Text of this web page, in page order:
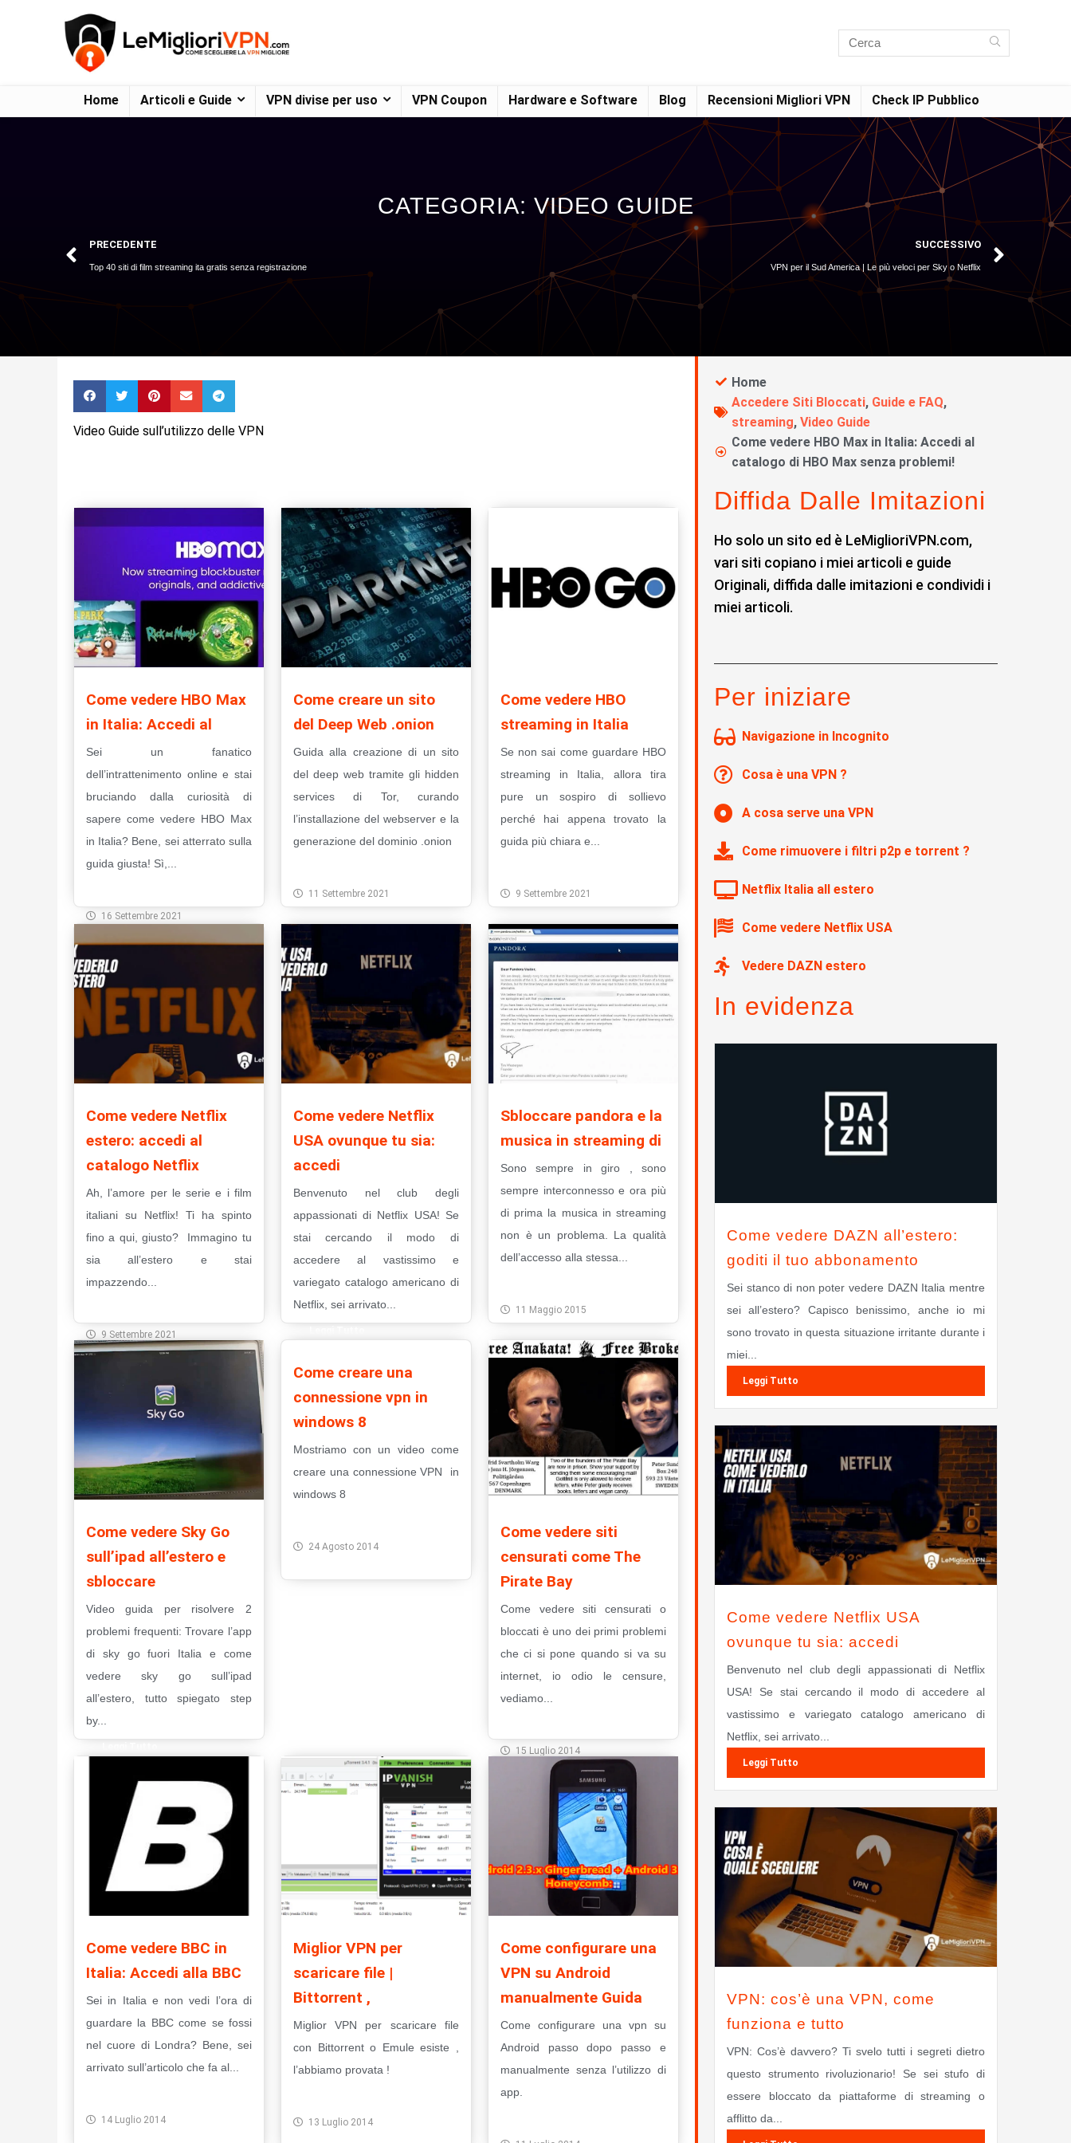
Home Articoli e Guide VPN divise per uso VPN Coupon Hardware e Software Blog Recensioni Migliori VPN Check IP Pubblico
CATEGORIA: VIDEO GUIDE
PRECEDENTE
Top 40 siti di film streaming ita gratis senza registrazione
SUCCESSIVO
VPN per il Sud America | Le più veloci per Sky o Netflix
Video Guide sull’utilizzo delle VPN
Come vedere HBO Max
in Italia: Accedi al
Sei un fanatico
dell’intrattenimento online e stai
bruciando dalla curiosità di
sapere come vedere HBO Max
in Italia? Bene, sei atterrato sulla
guida giusta! Sì,...
16 Settembre 2021
Come creare un sito
del Deep Web .onion
Guida alla creazione di un sito
del deep web tramite gli hidden
services di Tor, curando
l’installazione del webserver e la
generazione del dominio .onion
11 Settembre 2021
Come vedere HBO
streaming in Italia
Se non sai come guardare HBO
streaming in Italia, allora tira
pure un sospiro di sollievo
perché hai appena trovato la
guida più chiara e...
9 Settembre 2021
Come vedere Netflix
estero: accedi al
catalogo Netflix
Ah, l’amore per le serie e i film
italiani su Netflix! Ti ha spinto
fino a qui, giusto? Immagino tu
sia all’estero e stai
impazzendo...
9 Settembre 2021
Come vedere Netflix
USA ovunque tu sia:
accedi
Benvenuto nel club degli
appassionati di Netflix USA! Se
stai cercando il modo di
accedere al vastissimo e
variegato catalogo americano di
Netflix, sei arrivato...
Sbloccare pandora e la
musica in streaming di
Sono sempre in giro , sono
sempre interconnesso e ora più
di prima la musica in streaming
non è un problema. La qualità
dell’accesso alla stessa...
11 Maggio 2015
Come vedere Sky Go
sull’ipad all’estero e
sbloccare
Video guida per risolvere 2
problemi frequenti: Trovare l’app
di sky go fuori Italia e come
vedere sky go sull’ipad
all’estero, tutto spiegato step
by...
Come creare una
connessione vpn in
windows 8
Mostriamo con un video come
creare una connessione VPN in
windows 8
24 Agosto 2014
Come vedere siti
censurati come The
Pirate Bay
Come vedere siti censurati o
bloccati è uno dei primi problemi
che ci si pone quando si va su
internet, io odio le censure,
vediamo...
15 Luglio 2014
Come vedere BBC in
Italia: Accedi alla BBC
Sei in Italia e non vedi l’ora di
guardare la BBC come se fossi
nel cuore di Londra? Bene, sei
arrivato sull’articolo che fa al...
14 Luglio 2014
Miglior VPN per
scaricare file |
Bittorrent ,
Miglior VPN per scaricare file
con Bittorrent o Emule esiste ,
l’abbiamo provata !
13 Luglio 2014
Come configurare una
VPN su Android
manualmente Guida
Come configurare una vpn su
Android passo dopo passo e
manualmente senza l’utilizzo di
app.
Home
Accedere Siti Bloccati, Guide e FAQ,
streaming,Video Guide
Come vedere HBO Max in Italia: Accedi al
catalogo di HBO Max senza problemi!
Diffida Dalle Imitazioni
Ho solo un sito ed è LeMiglioriVPN.com,
vari siti copiano i miei articoli e guide
Originali, diffida dalle imitazioni e condividi i
miei articoli.
Per iniziare
Navigazione in Incognito
Cosa è una VPN ?
A cosa serve una VPN
Come rimuovere i filtri p2p e torrent ?
Netflix Italia all estero
Come vedere Netflix USA
Vedere DAZN estero
In evidenza
Come vedere DAZN all’estero:
goditi il tuo abbonamento
Sei stanco di non poter vedere DAZN Italia mentre
sei all’estero? Capisco benissimo, anche io mi
sono trovato in questa situazione irritante durante i
miei...
Leggi Tutto
Come vedere Netflix USA
ovunque tu sia: accedi
Benvenuto nel club degli appassionati di Netflix
USA! Se stai cercando il modo di accedere al
vastissimo e variegato catalogo americano di
Netflix, sei arrivato...
Leggi Tutto
VPN: cos’è una VPN, come
funziona e tutto
VPN: Cos’è davvero? Ti svelo tutti i segreti dietro
questo strumento rivoluzionario! Se sei stufo di
essere bloccato da piattaforme di streaming o
afflitto da...